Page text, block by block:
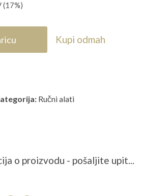
(17%)
Kupi odmah
Ručni alati
o proizvodu - pošaljite upit...